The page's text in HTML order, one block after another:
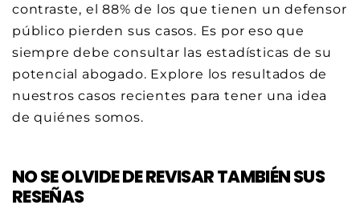
contraste, el 88% de los que tienen un defensor
público pierden sus casos. Es por eso que
siempre debe consultar las estadísticas de su
potencial abogado. Explore los resultados de
nuestros casos recientes para tener una idea
de quiénes somos.
NO SE OLVIDE DE REVISAR TAMBIÉN SUS
RESEÑAS